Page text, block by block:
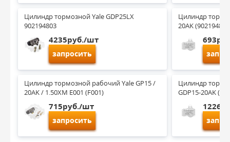
Цилиндр тормозной Yale GDP25LX
902194803
4235руб./шт
запросить
Цилиндр тормозной рабочий Yale GP15 /
20AK / 1.50XM E001 (F001)
715руб./шт
запросить
Цилиндр
20AK
Цилиндр
GDP15-20AK